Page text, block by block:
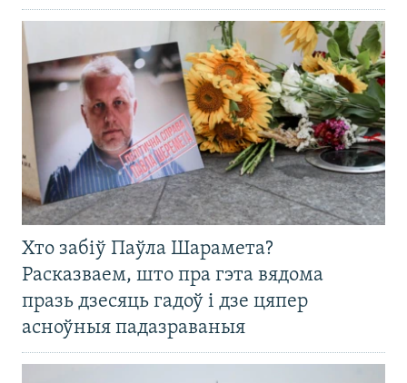
Хто забіў Паўла Шарамета?
Расказваем, што пра гэта вядома
празь дзесяць гадоў і дзе цяпер
асноўныя падазраваныя